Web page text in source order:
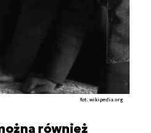
fot. wikipedia.org
również